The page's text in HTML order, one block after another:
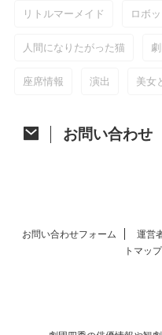
リトルマーメイド ロボ
人間になりたがった猫
座席情報 演出 美女
お問い合わせ
お問い合わせフォーム 運営
トマップ